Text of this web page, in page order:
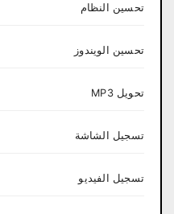
تحسين النظام
تحسين الويندوز
تحويل MP3
تسجيل الشاشة
تسجيل الفيديو